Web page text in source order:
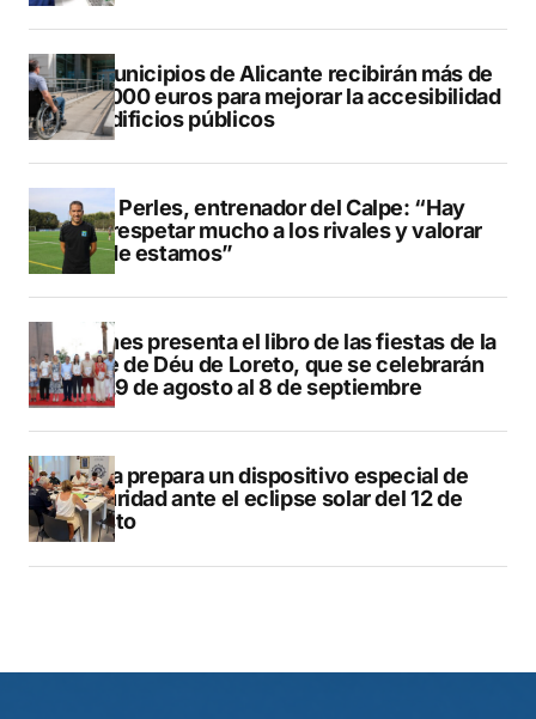
13 municipios de Alicante recibirán más de
547.000 euros para mejorar la accesibilidad
de edificios públicos
Pere Perles, entrenador del Calpe: “Hay
que respetar mucho a los rivales y valorar
dónde estamos”
Duanes presenta el libro de las fiestas de la
Mare de Déu de Loreto, que se celebrarán
del 29 de agosto al 8 de septiembre
Xàbia prepara un dispositivo especial de
seguridad ante el eclipse solar del 12 de
agosto